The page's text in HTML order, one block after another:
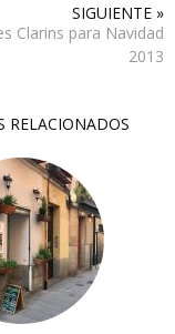
SIGUIENTE »
Clarins para Navidad
2013
RELACIONADOS